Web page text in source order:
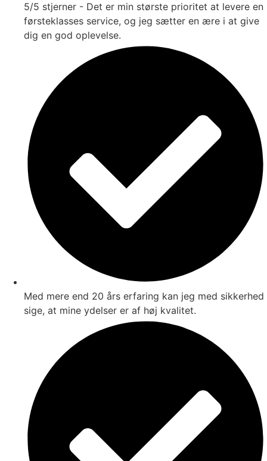
5/5 stjerner - Det er min største prioritet at levere en
førsteklasses service, og jeg sætter en ære i at give
dig en god oplevelse.
Med mere end 20 års erfaring kan jeg med sikkerhed
sige, at mine ydelser er af høj kvalitet.